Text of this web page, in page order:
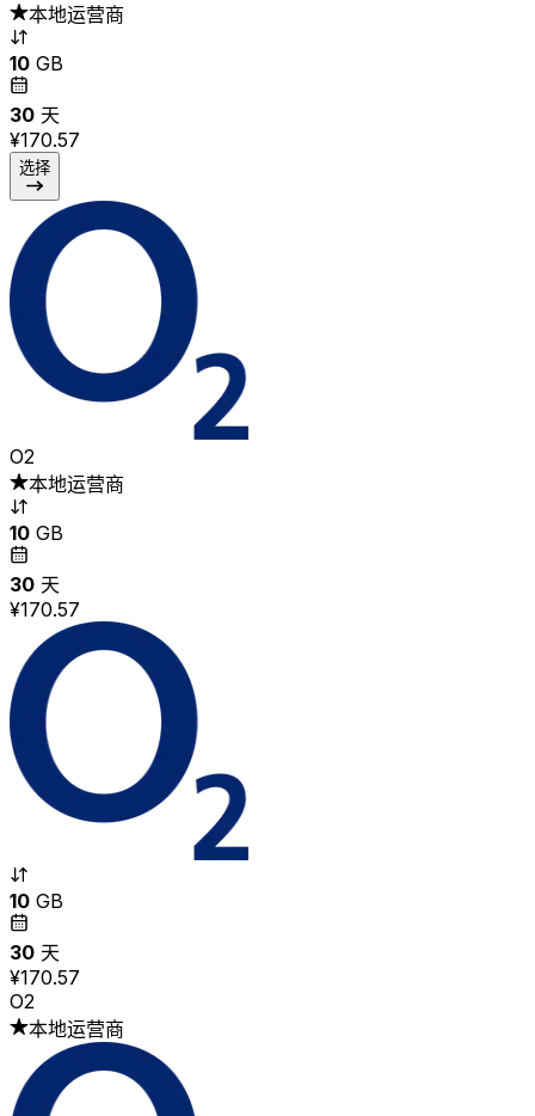
本地运营商
10 GB
30 天
¥170.57
选择
O2
本地运营商
10 GB
30 天
¥170.57
10 GB
30 天
¥170.57
O2
本地运营商